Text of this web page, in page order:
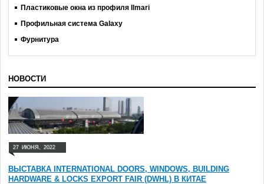
Пластиковые окна из профиля Ilmari
Профильная система Galaxy
Фурнитура
НОВОСТИ
27 ИЮНЯ, 2022
ВЫСТАВКА INTERNATIONAL DOORS, WINDOWS, BUILDING
HARDWARE & LOCKS EXPORT FAIR (DWHL) В КИТАЕ